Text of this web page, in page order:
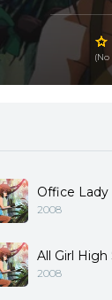
sin
objetivo
Office Lady
2008
All Girl
2008